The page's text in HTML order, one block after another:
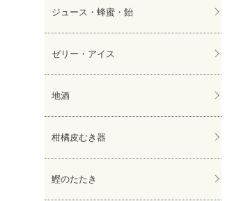
ジュース・蜂蜜・飴
ゼリー・アイス
地酒
柑橘皮むき器
鰹のたたき